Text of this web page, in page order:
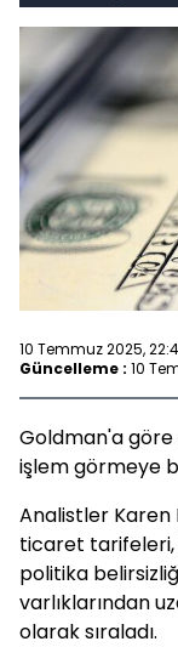
10 Temmuz 2025,
Güncelleme : 10
Goldman'a
işlem görmeye
Analistler Karen
ticaret tarifeleri,
politika
varlıklarından
olarak sıraladı.